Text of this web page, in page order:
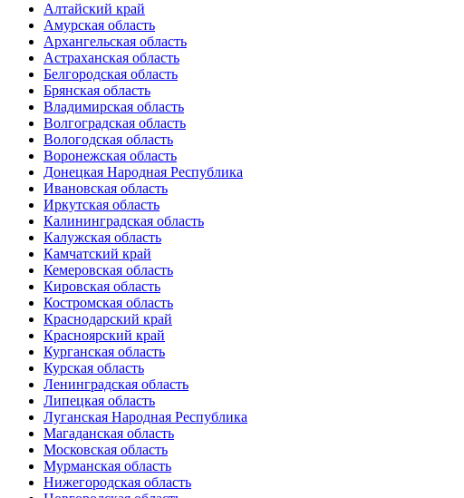
Алтайский край
Амурская область
Архангельская область
Астраханская область
Белгородская область
Брянская область
Владимирская область
Волгоградская область
Вологодская область
Воронежская область
Донецкая Народная Республика
Ивановская область
Иркутская область
Калининградская область
Калужская область
Камчатский край
Кемеровская область
Кировская область
Костромская область
Краснодарский край
Красноярский край
Курганская область
Курская область
Ленинградская область
Липецкая область
Луганская Народная Республика
Магаданская область
Московская область
Мурманская область
Нижегородская область